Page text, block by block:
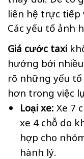
liên hệ trực tiếp
Các yếu tố ảnh
Giá cước taxi
hưởng bởi
rõ những yếu
hơn trong việc
Loại xe: Xe 7
xe 4 chỗ do
hợp cho
hành lý.